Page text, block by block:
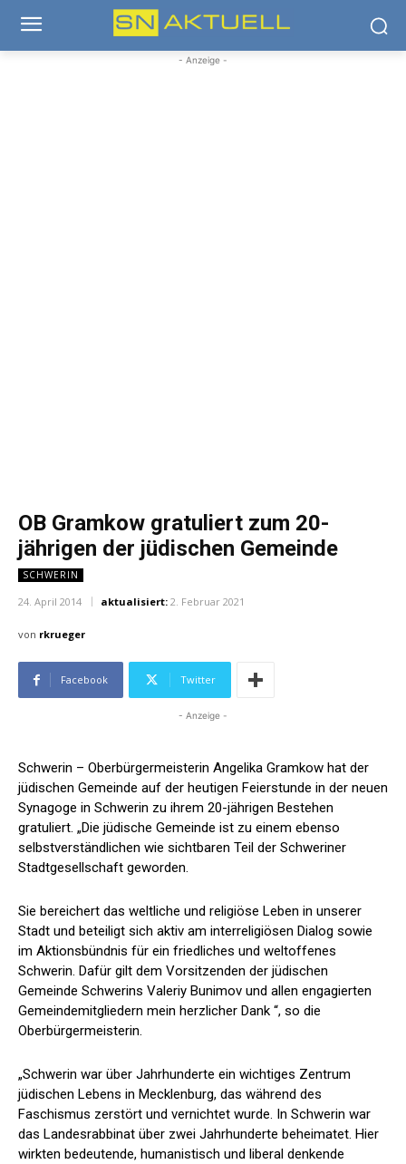
- Anzeige -
OB Gramkow gratuliert zum 20-
jährigen der jüdischen Gemeinde
SCHWERIN
24. April 2014 aktualisiert: 2. Februar 2021
von rkrueger
Facebook Twitter
- Anzeige -
Schwerin – Oberbürgermeisterin Angelika Gramkow hat der
jüdischen Gemeinde auf der heutigen Feierstunde in der neuen
Synagoge in Schwerin zu ihrem 20-jährigen Bestehen
gratuliert. „Die jüdische Gemeinde ist zu einem ebenso
selbstverständlichen wie sichtbaren Teil der Schweriner
Stadtgesellschaft geworden.
Sie bereichert das weltliche und religiöse Leben in unserer
Stadt und beteiligt sich aktiv am interreligiösen Dialog sowie
im Aktionsbündnis für ein friedliches und weltoffenes
Schwerin. Dafür gilt dem Vorsitzenden der jüdischen
Gemeinde Schwerins Valeriy Bunimov und allen engagierten
Gemeindemitgliedern mein herzlicher Dank “, so die
Oberbürgermeisterin.
„Schwerin war über Jahrhunderte ein wichtiges Zentrum
jüdischen Lebens in Mecklenburg, das während des
Faschismus zerstört und vernichtet wurde. In Schwerin war
das Landesrabbinat über zwei Jahrhunderte beheimatet. Hier
wirkten bedeutende, humanistisch und liberal denkende